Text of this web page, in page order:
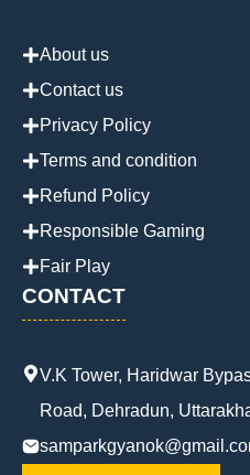
About us
Contact us
Privacy Policy
Terms and condition
Refund Policy
Responsible Gaming
Fair Play
CONTACT
V.K Tower, Haridwar
Road, Dehradun,